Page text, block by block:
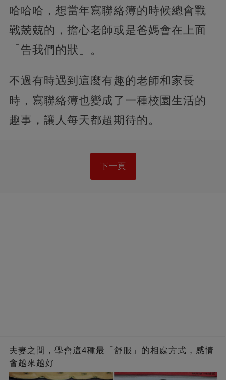
哈哈哈，想當年寫聯絡簿的時候總會戰
戰兢兢的，擔心老師或是爸媽會在上面
「告我們的狀」。
不過有時遇到這麼有趣的老師和家長
時，寫聯絡簿也變成了一種校園生活的
趣事，讓人每天都超期待的。
下一頁
夫妻之間，學會這4種最「舒服」的相處方式，感情
會越來越好